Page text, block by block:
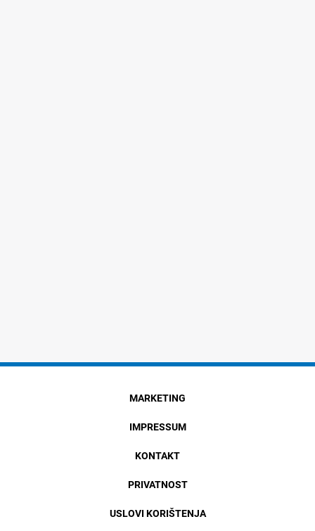
MARKETING
IMPRESSUM
KONTAKT
PRIVATNOST
USLOVI KORIŠTENJA